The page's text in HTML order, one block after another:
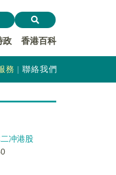
政 香港百科
務 聯絡我們
冲港股